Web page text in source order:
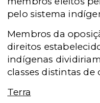
pelo sistema
Membros da
direitos
indígenas
classes distintas de
Terra